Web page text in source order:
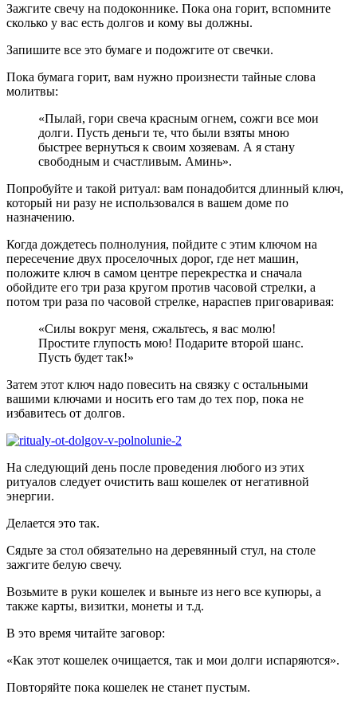
Зажгите свечу на подоконнике. Пока она горит, вспомните
сколько у вас есть долгов и кому вы должны.
Запишите все это бумаге и подожгите от свечки.
Пока бумага горит, вам нужно произнести тайные слова
молитвы:
«Пылай, гори свеча красным огнем, сожги все мои
долги. Пусть деньги те, что были взяты мною
быстрее вернуться к своим хозяевам. А я стану
свободным и счастливым. Аминь».
Попробуйте и такой ритуал: вам понадобится длинный ключ,
который ни разу не использовался в вашем доме по
назначению.
Когда дождетесь полнолуния, пойдите с этим ключом на
пересечение двух проселочных дорог, где нет машин,
положите ключ в самом центре перекрестка и сначала
обойдите его три раза кругом против часовой стрелки, а
потом три раза по часовой стрелке, нараспев приговаривая:
«Силы вокруг меня, сжальтесь, я вас молю!
Простите глупость мою! Подарите второй шанс.
Пусть будет так!»
Затем этот ключ надо повесить на связку с остальными
вашими ключами и носить его там до тех пор, пока не
избавитесь от долгов.
На следующий день после проведения любого из этих
ритуалов следует очистить ваш кошелек от негативной
энергии.
Делается это так.
Сядьте за стол обязательно на деревянный стул, на столе
зажгите белую свечу.
Возьмите в руки кошелек и выньте из него все купюры, а
также карты, визитки, монеты и т.д.
В это время читайте заговор:
«Как этот кошелек очищается, так и мои долги испаряются».
Повторяйте пока кошелек не станет пустым.